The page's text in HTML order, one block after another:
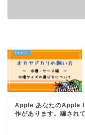
Apple あなたのApple
作があります。騙され